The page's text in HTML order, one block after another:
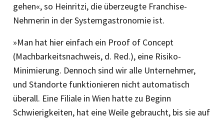
gehen«, so Heinritzi, die überzeugte Franchise-
Nehmerin in der Systemgastronomie ist.
»Man hat hier einfach ein Proof of Concept
(Machbarkeitsnachweis, d. Red.), eine Risiko-
Minimierung. Dennoch sind wir alle Unternehmer,
und Standorte funktionieren nicht automatisch
überall. Eine Filiale in Wien hatte zu Beginn
Schwierigkeiten, hat eine Weile gebraucht, bis sie auf